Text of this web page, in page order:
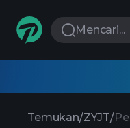
Mencari...
Temukan/ZYJT/